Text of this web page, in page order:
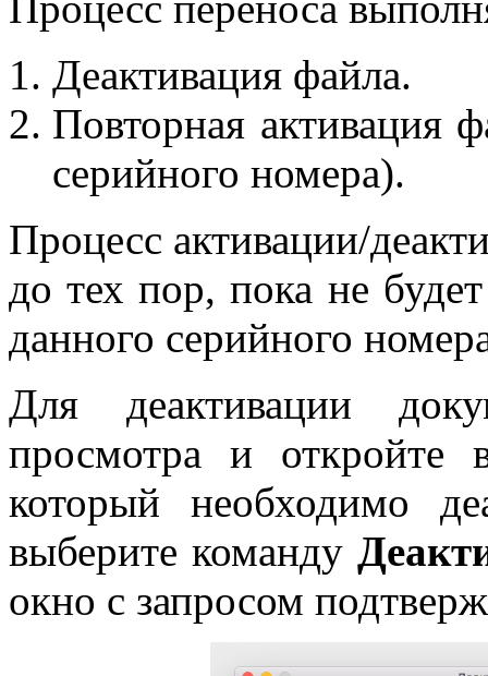
Деактивация файла.
Повторная активация
серийного номера).
Процесс активации/
до тех пор, пока не
данного серийного
Для деактивации
просмотра и откройте
который необходимо
выберите команду
окно с запросом